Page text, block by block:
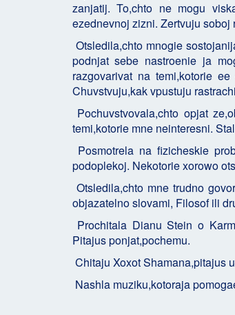
zanjatij. To,chto ne mogu
ezednevnoj zizni. Zertvuju soboj
Otsledila,chto mnogie
podnjat sebe nastroenie ja
razgovarivat na temi,kotorie
Chuvstvuju,kak vpustuju
Pochuvstvovala,chto opjat
temi,kotorie mne neinteresni.
Posmotrela na fizicheskie
podoplekoj. Nekotorie xorowo
Otsledila,chto mne trudno
objazatelno slovami, Filosof ili
Prochitala Dianu Stein o
Pitajus ponjat,pochemu.
Chitaju Xoxot Shamana,pitajus
Nashla muziku,kotoraja